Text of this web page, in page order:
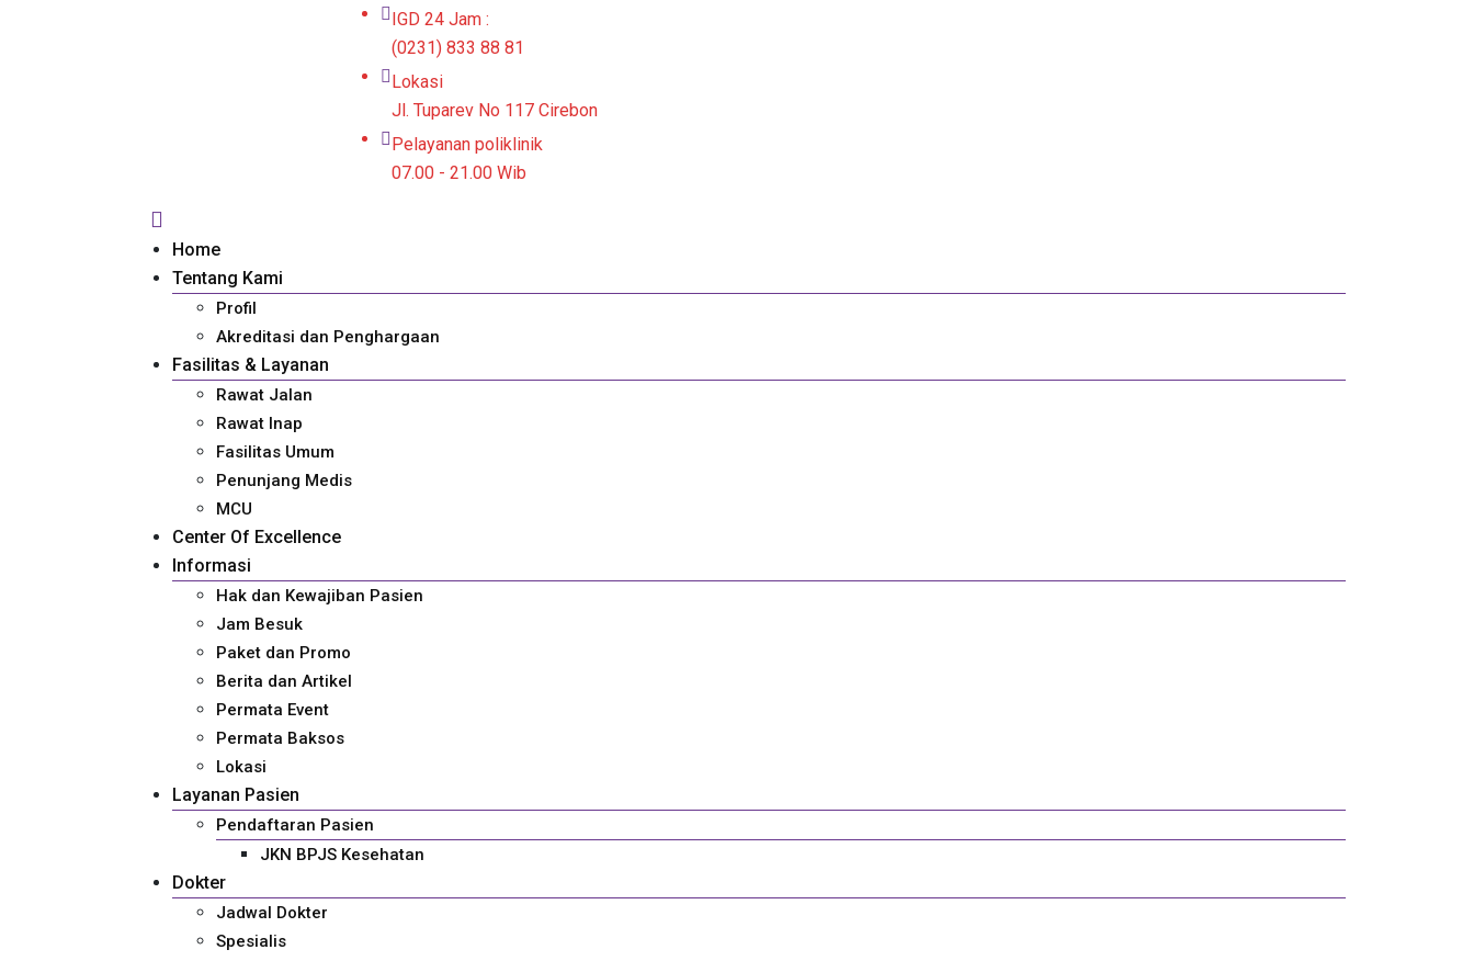
IGD 24 Jam :
(0231) 833 88 81
Lokasi
Jl. Tuparev No 117 Cirebon
Pelayanan poliklinik
07.00 - 21.00 Wib
Home
Tentang Kami
Profil
Akreditasi dan Penghargaan
Fasilitas & Layanan
Rawat Jalan
Rawat Inap
Fasilitas Umum
Penunjang Medis
MCU
Center Of Excellence
Informasi
Hak dan Kewajiban Pasien
Jam Besuk
Paket dan Promo
Berita dan Artikel
Permata Event
Permata Baksos
Lokasi
Layanan Pasien
Pendaftaran Pasien
JKN BPJS Kesehatan
Dokter
Jadwal Dokter
Spesialis